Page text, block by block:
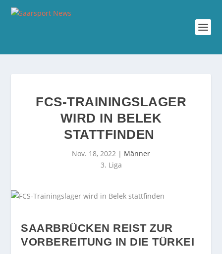
FCS-TRAININGSLAGER
WIRD IN BELEK
STATTFINDEN
Nov. 18, 2022 | Männer
3. Liga
SAARBRÜCKEN REIST ZUR
VORBEREITUNG IN DIE TÜRKEI